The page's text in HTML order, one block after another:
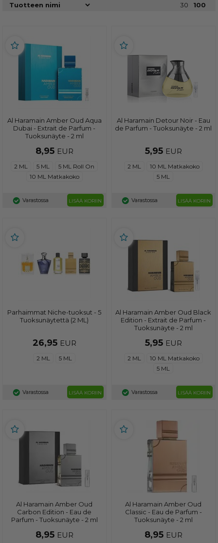
30
100
Al Haramain Amber Oud Aqua
Dubai - Extrait de Parfum -
Tuoksunäyte - 2 ml
8,95 EUR
2 ML 5 ML
5 ML Roll On
10 ML Matkakoko
Varastossa LISÄÄ KORIIN
Al Haramain Detour Noir - Eau
de Parfum - Tuoksunäyte - 2 ml
5,95 EUR
2 ML
10 ML Matkakoko
5 ML
Varastossa LISÄÄ KORIIN
Parhaimmat Niche-tuoksut - 5
Tuoksunäytettä (2 ML)
26,95 EUR
2 ML 5 ML
Varastossa LISÄÄ KORIIN
Al Haramain Amber Oud Black
Edition - Extrait de Parfum -
Tuoksunäyte - 2 ml
5,95 EUR
2 ML
10 ML Matkakoko
5 ML
Varastossa LISÄÄ KORIIN
Al Haramain Amber Oud
Carbon Edition - Eau de
Parfum - Tuoksunäyte - 2 ml
8,95 EUR
Al Haramain Amber Oud
Classic - Eau de Parfum -
Tuoksunäyte - 2 ml
8,95 EUR